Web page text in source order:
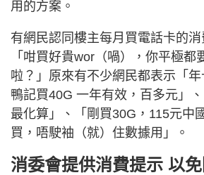
用的方案。
有網民認同樓主每月買電話卡的消
「咁買好貴wor（喎），你平極都
啦？」原來有不少網民都表示「
鴨記買40G 一年有效，百多元」
最化算」、「剛買30G，115元中
買，唔駛袖（就）住數據用」。
消委會提供消費提示 以